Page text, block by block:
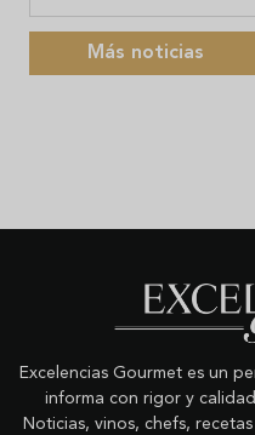
Más noticias
Excelencias Gourmet es un
informa con rigor y
Noticias, vinos, chefs,